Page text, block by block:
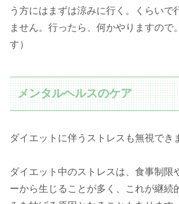
う方にはまずは涼みに行く。くらいで
ません。行ったら、何かやりますの
す）
メンタルヘルスのケア
ダイエットに伴うストレスも無視でき
ダイエット中のストレスは、食事制限
ーから生じることが多く、これが継続